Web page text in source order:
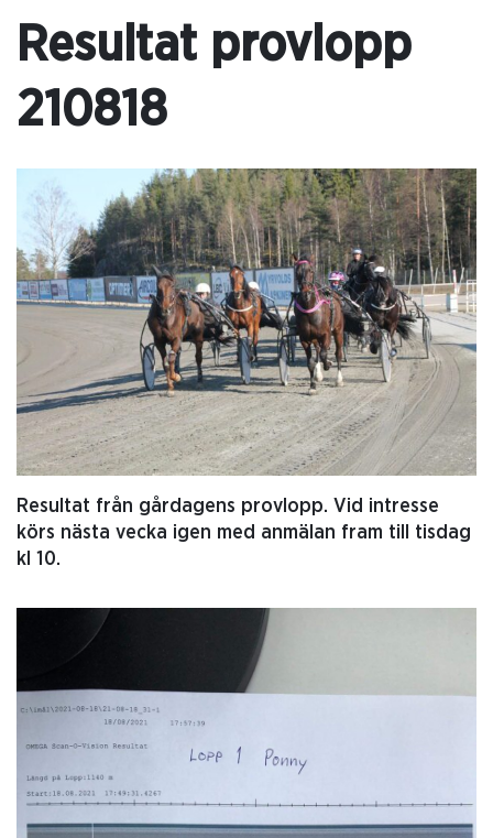
Resultat provlopp
210818
Resultat från gårdagens provlopp. Vid intresse
körs nästa vecka igen med anmälan fram till tisdag
kl 10.